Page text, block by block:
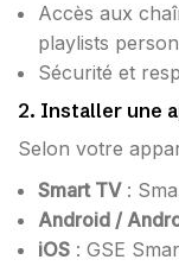
Accès aux
playlists
Sécurité et
2. Installer une
Selon votre
Smart TV:
Android /
iOS : GSE